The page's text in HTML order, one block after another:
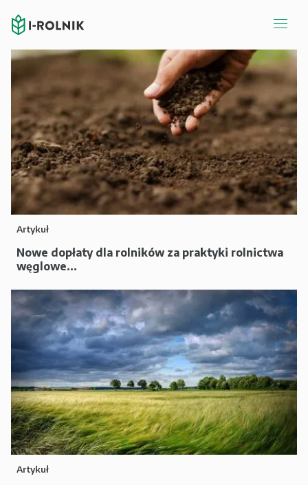
Artykuł
Nowe dopłaty dla rolników za praktyki rolnictwa
węglowe...
Artykuł